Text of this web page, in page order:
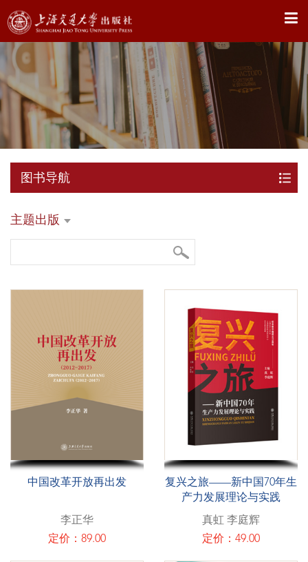
X
图书导航
主题出版
中国改革开放再出发
李正华
定价：89.00
复兴之旅——新中国70年生
产力发展理论与实践
真虹 李庭辉
定价：49.00